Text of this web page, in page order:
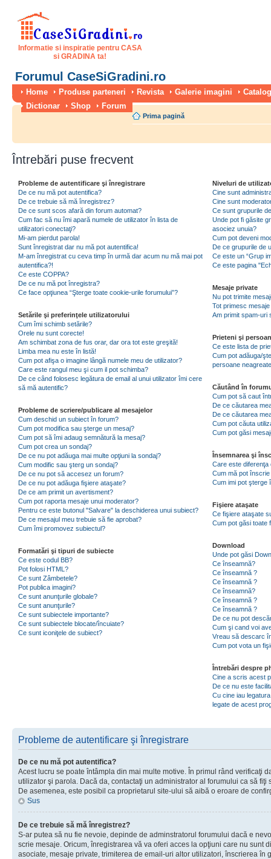
Informatie si inspiratie pentru CASA
si GRADINA ta!
Forumul CaseSiGradini.ro
Home Produse parteneri Revista Galerie imagini
Dictionar
Shop Forum
Prima pagină
Întrebări puse frecvent
Probleme de autentificare şi înregistrare
De ce nu mă pot autentifica?
De ce trebuie să mă înregistrez?
De ce sunt scos afară din forum automat?
Cum fac să nu îmi apară numele de utilizator în lista de
utilizatori conectaţi?
Mi-am pierdut parola!
Sunt înregistrat dar nu mă pot autentifica!
M-am înregistrat cu ceva timp în urmă dar acum nu mă mai pot
autentifica?!
Ce este COPPA?
De ce nu mă pot înregistra?
Ce face opţiunea “Şterge toate cookie-urile forumului”?
Setările şi preferinţele utilizatorului
Cum îmi schimb setările?
Orele nu sunt corecte!
Am schimbat zona de fus orar, dar ora tot este greşită!
Limba mea nu este în listă!
Cum pot afişa o imagine lângă numele meu de utilizator?
Care este rangul meu şi cum il pot schimba?
De ce când folosesc legătura de email al unui utilizator îmi cere
să mă autentific?
Probleme de scriere/publicare al mesajelor
Cum deschid un subiect în forum?
Cum pot modifica sau şterge un mesaj?
Cum pot să îmi adaug semnătură la mesaj?
Cum pot crea un sondaj?
De ce nu pot adăuga mai multe opţiuni la sondaj?
Cum modific sau şterg un sondaj?
De ce nu pot să accesez un forum?
De ce nu pot adăuga fişiere ataşate?
De ce am primit un avertisment?
Cum pot raporta mesaje unui moderator?
Pentru ce este butonul "Salvare" la deschiderea unui subiect?
De ce mesajul meu trebuie să fie aprobat?
Cum îmi promovez subiectul?
Formatări şi tipuri de subiecte
Ce este codul BB?
Pot folosi HTML?
Ce sunt Zâmbetele?
Pot publica imagini?
Ce sunt anunţurile globale?
Ce sunt anunţurile?
Ce sunt subiectele importante?
Ce sunt subiectele blocate/încuiate?
Ce sunt iconiţele de subiect?
Niveluri de
Cine sunt
Cine sunt
Ce sunt grupurile
Unde pot fi găsite
asociez unuia?
Cum pot deveni
De ce grupurile de
Ce este un “Grup
Ce este pagina
Mesaje private
Nu pot trimite
Tot primesc
Am primit spam-uri
Prieteni şi
Ce este lista de
Cum pot adăuga/
persoane
Căutând în
Cum pot să caut
De ce căutarea
De ce căutarea
Cum pot căuta
Cum pot găsi
Însemnarea şi
Care este
Cum mă pot
Cum imi pot şterge
Fişiere ataşate
Ce fişiere ataşate
Cum pot găsi toate
Download
Unde pot găsi
Ce înseamnă?
Ce înseamnă ?
Ce înseamnă ?
Ce înseamnă?
Ce înseamnă ?
Ce înseamnă ?
De ce nu pot
Cum şi cand voi
Vreau să descarc
Cum pot vota un
Întrebări despre
Cine a scris acest
De ce nu este
Cu cine iau
legate de acest
Probleme de autentificare şi înregistrare
De ce nu mă pot autentifica?
Acest lucru se poate întâmpla din mai multe motive. În primul rând verificaţi
utilizator şi parola. Dacă da, contactaţi un administrator al forumului ca să fiţi
De asemenea, este posibil ca proprietarul site-ului să aibă o eroare de
Sus
De ce trebuie să mă înregistrez?
S-ar putea să nu fie nevoie, depinde de adminstratorul forumului dacă e
scrie mesaje. Oricum, înregistrarea vă va oferi acces la opţiuni care nu sunt
asociate, mesaje private, trimiterea de email-uri altor utilizatori, înscrierea în